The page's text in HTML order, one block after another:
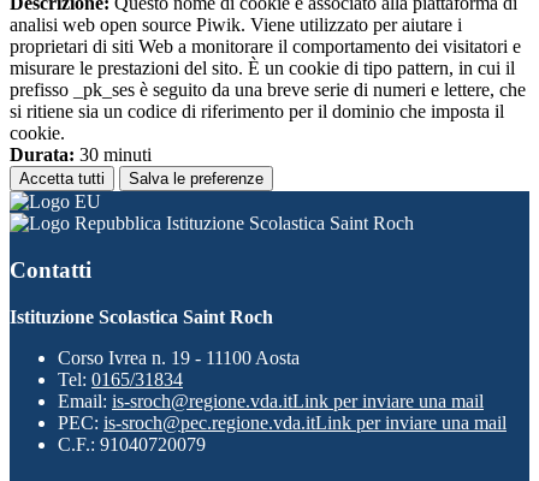
analisi web open source Piwik. Viene utilizzato per aiutare i
proprietari di siti Web a monitorare il comportamento dei visitatori e
misurare le prestazioni del sito. È un cookie di tipo pattern, in cui il
prefisso _pk_ses è seguito da una breve serie di numeri e lettere, che
si ritiene sia un codice di riferimento per il dominio che imposta il
cookie.
Durata: 30 minuti
Accetta tutti Salva le preferenze
Istituzione Scolastica Saint Roch
Contatti
Istituzione Scolastica Saint Roch
Corso Ivrea n. 19 - 11100 Aosta
Tel: 0165/31834
Email: is-sroch@regione.vda.itLink per inviare una mail
PEC: is-sroch@pec.regione.vda.itLink per inviare una mail
C.F.: 91040720079